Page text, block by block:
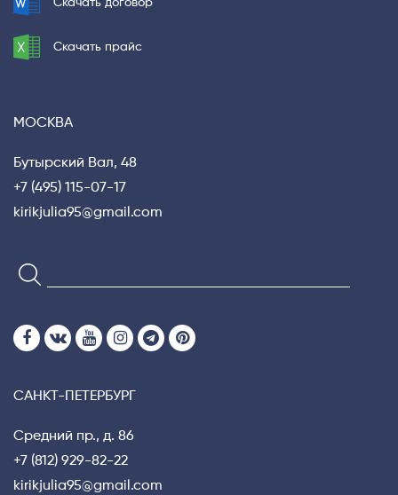
Скачать договор
Скачать прайс
МОСКВА
Бутырский Вал, 48
+7 (495) 115-07-17
kirikjulia95@gmail.com
САНКТ-ПЕТЕРБУРГ
Средний пр., д. 86
+7 (812) 929-82-22
kirikjulia95@gmail.com